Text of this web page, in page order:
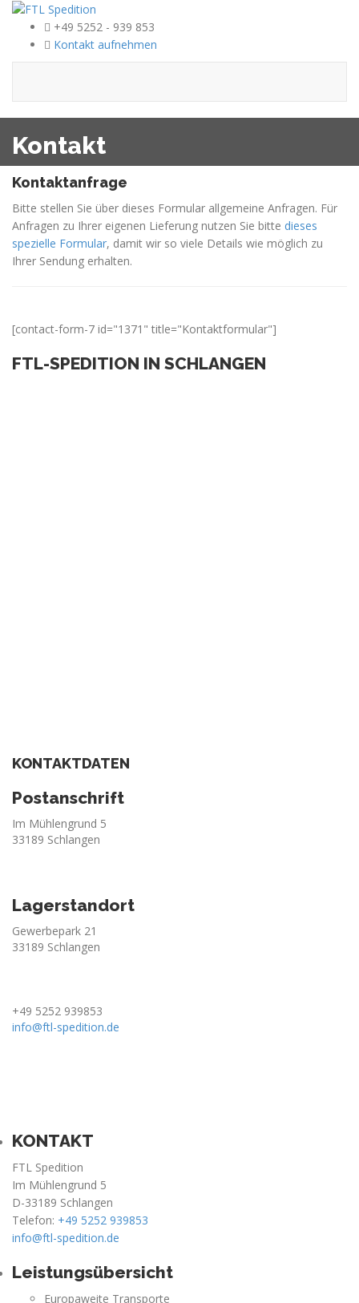
+49 5252 - 939 853
Kontakt aufnehmen
Kontakt
Kontaktanfrage
Bitte stellen Sie über dieses Formular allgemeine Anfragen. Für
Anfragen zu Ihrer eigenen Lieferung nutzen Sie bitte dieses
spezielle Formular, damit wir so viele Details wie möglich zu
Ihrer Sendung erhalten.
[contact-form-7 id="1371" title="Kontaktformular"]
FTL-SPEDITION IN SCHLANGEN
KONTAKTDATEN
Postanschrift
Im Mühlengrund 5
33189 Schlangen
Lagerstandort
Gewerbepark 21
33189 Schlangen
+49 5252 939853
info@ftl-spedition.de
KONTAKT
FTL Spedition
Im Mühlengrund 5
D-33189 Schlangen
Telefon: +49 5252 939853
info@ftl-spedition.de
Leistungsübersicht
Europaweite Transporte